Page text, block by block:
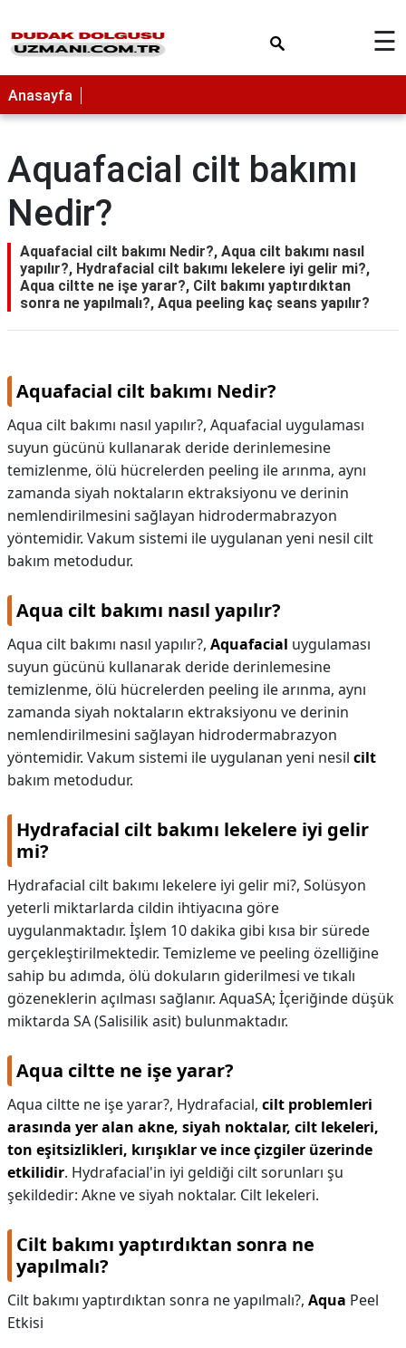
☰
Anasayfa
Aquafacial cilt bakımı
Nedir?
Aquafacial cilt bakımı Nedir?, Aqua cilt bakımı nasıl
yapılır?, Hydrafacial cilt bakımı lekelere iyi gelir mi?,
Aqua ciltte ne işe yarar?, Cilt bakımı yaptırdıktan
sonra ne yapılmalı?, Aqua peeling kaç seans yapılır?
Aquafacial cilt bakımı Nedir?
Aqua cilt bakımı nasıl yapılır?, Aquafacial uygulaması
suyun gücünü kullanarak deride derinlemesine
temizlenme, ölü hücrelerden peeling ile arınma, aynı
zamanda siyah noktaların ektraksiyonu ve derinin
nemlendirilmesini sağlayan hidrodermabrazyon
yöntemidir. Vakum sistemi ile uygulanan yeni nesil cilt
bakım metodudur.
Aqua cilt bakımı nasıl yapılır?
Aqua cilt bakımı nasıl yapılır?, Aquafacial uygulaması
suyun gücünü kullanarak deride derinlemesine
temizlenme, ölü hücrelerden peeling ile arınma, aynı
zamanda siyah noktaların ektraksiyonu ve derinin
nemlendirilmesini sağlayan hidrodermabrazyon
yöntemidir. Vakum sistemi ile uygulanan yeni nesil cilt
bakım metodudur.
Hydrafacial cilt bakımı lekelere iyi gelir
mi?
Hydrafacial cilt bakımı lekelere iyi gelir mi?, Solüsyon
yeterli miktarlarda cildin ihtiyacına göre
uygulanmaktadır. İşlem 10 dakika gibi kısa bir sürede
gerçekleştirilmektedir. Temizleme ve peeling özelliğine
sahip bu adımda, ölü dokuların giderilmesi ve tıkalı
gözeneklerin açılması sağlanır. AquaSA; İçeriğinde düşük
miktarda SA (Salisilik asit) bulunmaktadır.
Aqua ciltte ne işe yarar?
Aqua ciltte ne işe yarar?, Hydrafacial, cilt problemleri
arasında yer alan akne, siyah noktalar, cilt lekeleri,
ton eşitsizlikleri, kırışıklar ve ince çizgiler üzerinde
etkilidir. Hydrafacial'in iyi geldiği cilt sorunları şu
şekildedir: Akne ve siyah noktalar. Cilt lekeleri.
Cilt bakımı yaptırdıktan sonra ne
yapılmalı?
Cilt bakımı yaptırdıktan sonra ne yapılmalı?, Aqua Peel
Etkisi